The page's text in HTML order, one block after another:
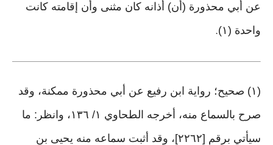
عن أبي محذورة (أن) أذانه كان مثنى وأن إقامته كانت
واحدة (١)
.
(١) صحيح؛ رواية ابن رفيع عن أبي محذورة ممكنة، وقد
صرح بالسماع منه، أخرجه الطحاوي ١/ ١٣٦، وانظر: ما
سيأتي برقم [٢٢٦٢]، وقد أثبت سماعه منه يحيى بن